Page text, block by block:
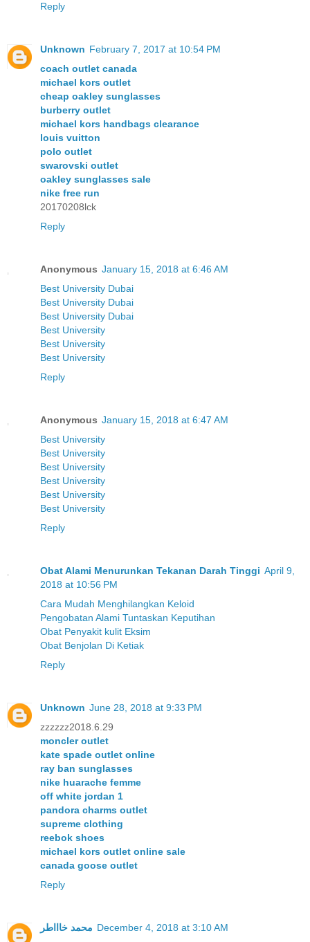
Reply
Unknown February 7, 2017 at 10:54 PM
coach outlet canada
michael kors outlet
cheap oakley sunglasses
burberry outlet
michael kors handbags clearance
louis vuitton
polo outlet
swarovski outlet
oakley sunglasses sale
nike free run
20170208lck
Reply
Anonymous January 15, 2018 at 6:46 AM
Best University Dubai
Best University Dubai
Best University Dubai
Best University
Best University
Best University
Reply
Anonymous January 15, 2018 at 6:47 AM
Best University
Best University
Best University
Best University
Best University
Best University
Reply
Obat Alami Menurunkan Tekanan Darah Tinggi April 9,
2018 at 10:56 PM
Cara Mudah Menghilangkan Keloid
Pengobatan Alami Tuntaskan Keputihan
Obat Penyakit kulit Eksim
Obat Benjolan Di Ketiak
Reply
Unknown June 28, 2018 at 9:33 PM
zzzzzz2018.6.29
moncler outlet
kate spade outlet online
ray ban sunglasses
nike huarache femme
off white jordan 1
pandora charms outlet
supreme clothing
reebok shoes
michael kors outlet online sale
canada goose outlet
Reply
محمد خاااطر December 4, 2018 at 3:10 AM